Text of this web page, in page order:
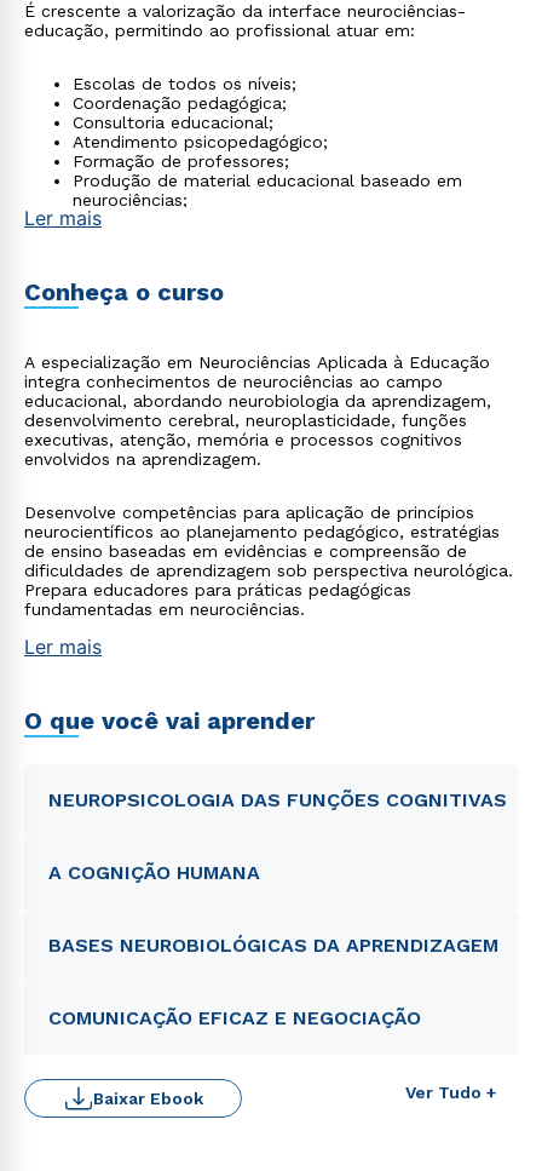
É crescente a valorização da interface neurociências-
educação, permitindo ao profissional atuar em:
Escolas de todos os níveis;
Coordenação pedagógica;
Consultoria educacional;
Atendimento psicopedagógico;
Formação de professores;
Produção de material educacional baseado em
neurociências;
Instituições de educação especial.
Ler mais
Conheça o curso
A especialização em Neurociências Aplicada à Educação
integra conhecimentos de neurociências ao campo
educacional, abordando neurobiologia da aprendizagem,
desenvolvimento cerebral, neuroplasticidade, funções
executivas, atenção, memória e processos cognitivos
envolvidos na aprendizagem.
Desenvolve competências para aplicação de princípios
neurocientíficos ao planejamento pedagógico, estratégias
de ensino baseadas em evidências e compreensão de
dificuldades de aprendizagem sob perspectiva neurológica.
Prepara educadores para práticas pedagógicas
fundamentadas em neurociências.
Ler mais
O que você vai aprender
NEUROPSICOLOGIA DAS FUNÇÕES COGNITIVAS
A COGNIÇÃO HUMANA
BASES NEUROBIOLÓGICAS DA APRENDIZAGEM
COMUNICAÇÃO EFICAZ E NEGOCIAÇÃO
Ver Tudo +
Baixar Ebook